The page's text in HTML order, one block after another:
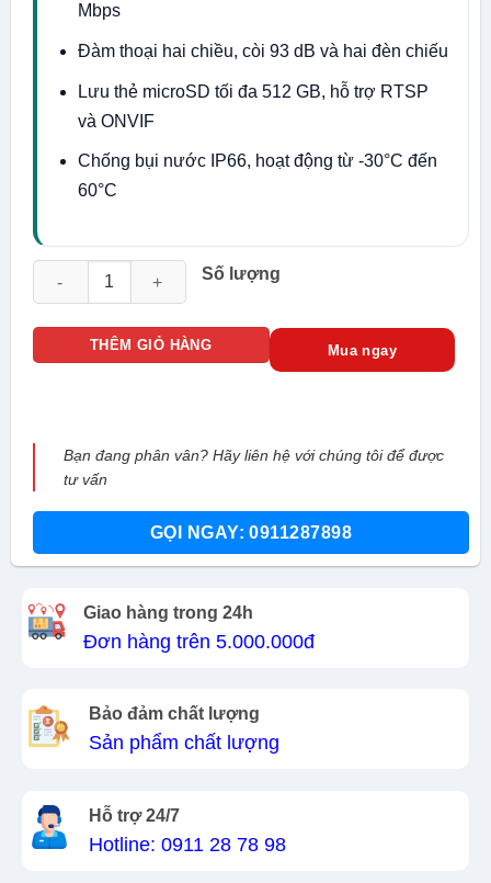
Mbps
Đàm thoại hai chiều, còi 93 dB và hai đèn chiếu
Lưu thẻ microSD tối đa 512 GB, hỗ trợ RTSP
và ONVIF
Chống bụi nước IP66, hoạt động từ -30°C đến
60°C
Số lượng
Camera Wifi 5MP TP-Link Tapo C530WS số lượng
THÊM GIỎ HÀNG Mua ngay
Bạn đang phân vân? Hãy liên hệ với chúng tôi để được
tư vấn
GỌI NGAY: 0911287898
Giao hàng trong 24h
Đơn hàng trên 5.000.000đ
Bảo đảm chất lượng
Sản phẩm chất lượng
Hỗ trợ 24/7
Hotline: 0911 28 78 98